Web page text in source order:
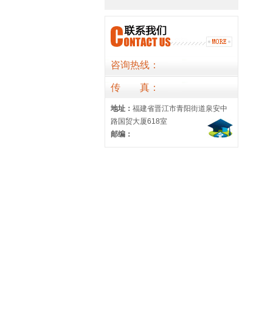
咨询热线：
传 真 ：
地址： 福建省晋江市青阳街道泉安中
路国贸大厦618室
邮编：